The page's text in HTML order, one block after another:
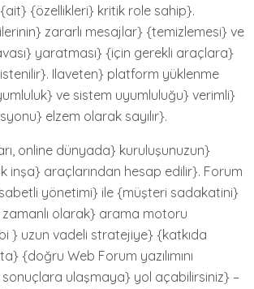
{özellikleri} kritik role sahip}.
zararlı mesajlar} {temizlemesi} ve
yaratması} {için gerekli araçlara}
Ilaveten} platform yüklenme
ve sistem uyumluluğu} verimli}
elzem olarak sayılır}.
online dünyada} kuruluşunuzun}
inşa} araçlarından hesap edilir}. Forum
yönetimi} ile {müşteri sadakatini}
olarak} arama motoru
} uzun vadeli stratejiye} {katkıda
{doğru Web Forum yazılımını
ulaşmaya} yol açabilirsiniz} –